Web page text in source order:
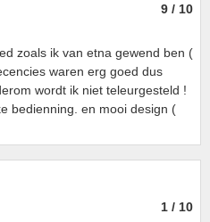
9 / 10
zoals ik van etna gewend ben (
waren erg goed dus
wordt ik niet teleurgesteld !
bedienning. en mooi design (
1 / 10